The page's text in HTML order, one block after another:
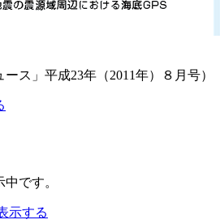
ス」平成23年（2011年）８月号）
中です。
示する